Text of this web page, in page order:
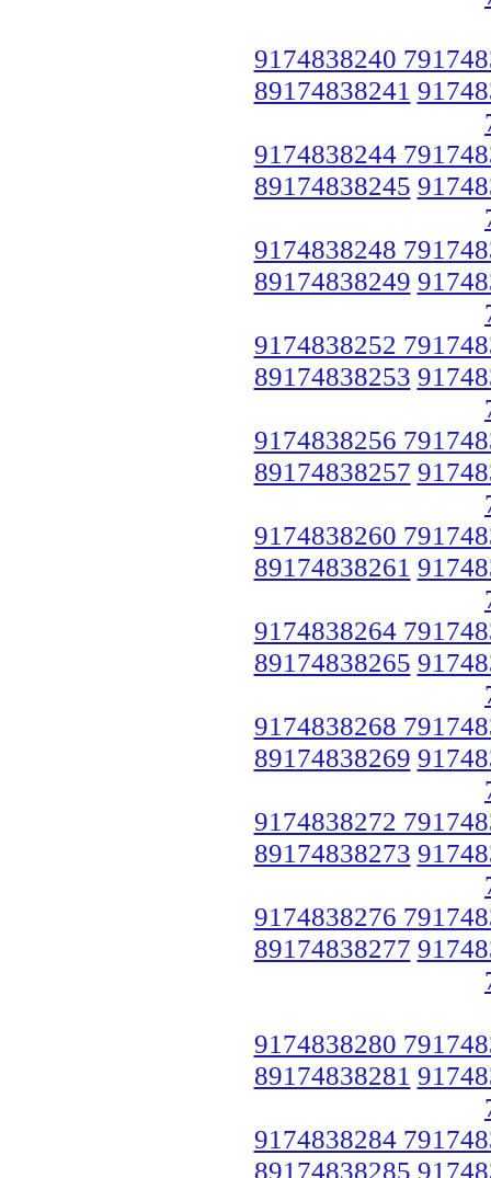
9174838240
89174838241
9174838244
89174838245
9174838248
89174838249
9174838252
89174838253
9174838256
89174838257
9174838260
89174838261
9174838264
89174838265
9174838268
89174838269
9174838272
89174838273
9174838276
89174838277
9174838280
89174838281
9174838284
89174838285